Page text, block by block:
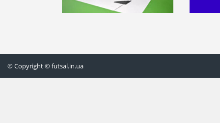
© Copyright © futsal.in.ua